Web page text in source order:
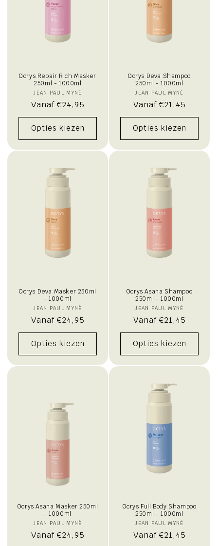
Ocrys Repair Rich Masker
250ml - 1000ml
Verkoper:
JEAN PAUL MYNÈ
Normale
prijs
Vanaf €24,95
Opties kiezen
Ocrys Deva Shampoo
250ml - 1000ml
Verkoper:
JEAN PAUL MYNÈ
Normale
prijs
Vanaf €21,45
Opties kiezen
Ocrys Deva Masker 250ml
- 1000ml
Verkoper:
JEAN PAUL MYNÈ
Normale
prijs
Vanaf €24,95
Opties kiezen
Ocrys Asana Shampoo
250ml - 1000ml
Verkoper:
JEAN PAUL MYNÈ
Normale
prijs
Vanaf €21,45
Opties kiezen
Ocrys Asana Masker 250ml
- 1000ml
Verkoper:
JEAN PAUL MYNÈ
Normale
Vanaf €24,95
Ocrys Full Body Shampoo
250ml - 1000ml
Verkoper:
JEAN PAUL MYNÈ
Normale
Vanaf €21,45